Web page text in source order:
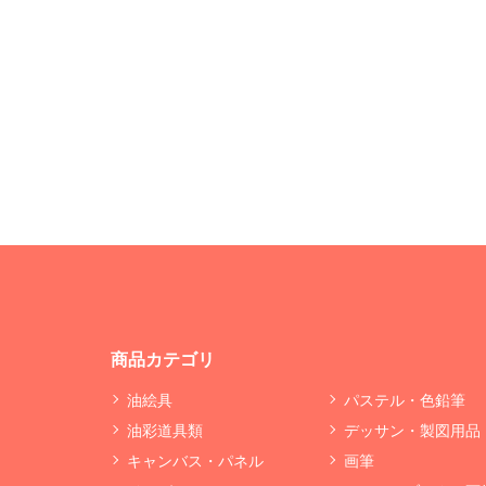
商品カテゴリ
油絵具
油彩道具類
キャンバス・パネル
パステル・色鉛筆
デッサン・製図用品
画筆